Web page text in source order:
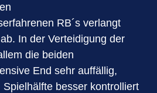
RB´s verlangt
In der Verteidigung der
die beiden
End sehr auffällig,
besser kontrolliert